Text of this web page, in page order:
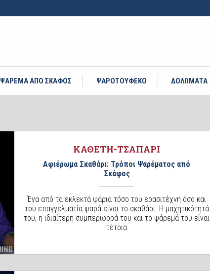
ΨΑΡΕΜΑ ΑΠΟ ΣΚΑΦΟΣ ΨΑΡΟΤΟΥΦΕΚΟ ΔΟΛΩΜΑΤΑ
ΚΑΘΕΤΗ-ΤΣΑΠΑΡΙ
Αφιέρωμα Σκαθάρι: Τρόποι Ψαρέματος από
Σκάφος
Ένα από τα εκλεκτά ψάρια τόσο του ερασιτέχνη όσο και
του επαγγελματία ψαρά είναι το σκαθάρι. Η μαχητικότητά
του, η ιδιαίτερη συμπεριφορά του και το ψάρεμά του είναι
τέτοια